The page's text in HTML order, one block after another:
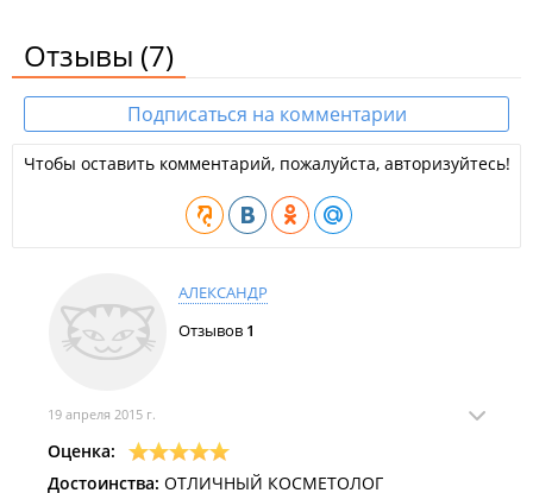
Отзывы (7)
Подписаться на комментарии
Чтобы оставить комментарий, пожалуйста, авторизуйтесь!
АЛЕКСАНДР
Отзывов 1
19 апреля 2015 г.
Оценка:
Достоинства: ОТЛИЧНЫЙ КОСМЕТОЛОГ